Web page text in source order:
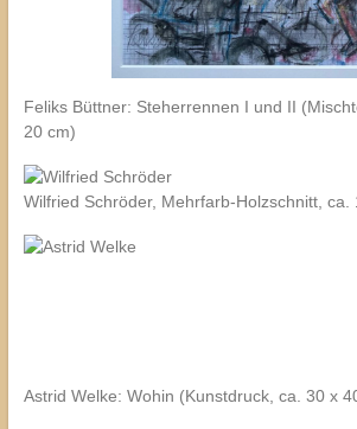
Feliks Büttner: Steherrennen I und II
20 cm)
Wilfried Schröder, Mehrfarb-Holzschnitt, ca.
Astrid Welke: Wohin (Kunstdruck, ca. 30 x